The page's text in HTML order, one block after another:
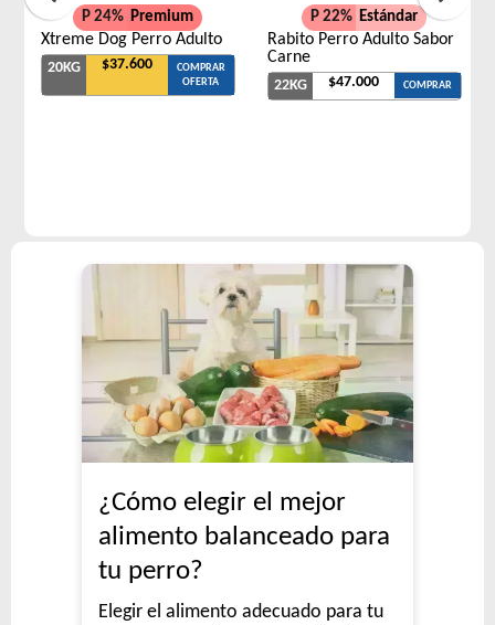
P 24% Premium
Xtreme Dog Perro Adulto
20KG $37.600
COMPRAR
OFERTA
P 22% Estándar
Rabito Perro Adulto Sabor
Carne
22KG $47.000 COMPRAR
¿Cómo elegir el mejor
alimento balanceado para
tu perro?
Elegir el alimento adecuado para tu